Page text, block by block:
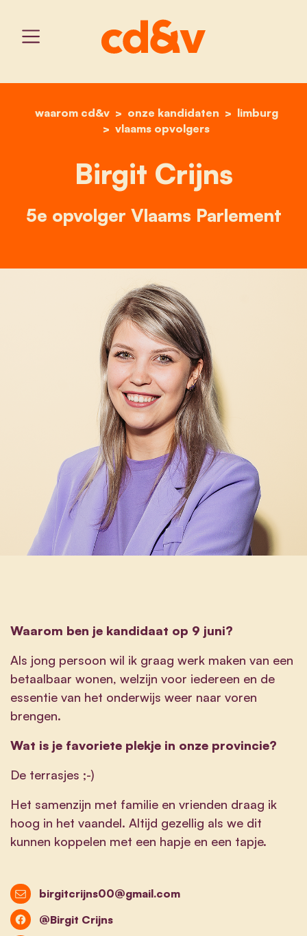
home
waarom cd&v onze kandidaten
limburg
vlaams opvolgers
birgit crijns
Birgit Crijns
5e opvolger Vlaams Parlement
Waarom ben je kandidaat op 9 juni?
Als jong persoon wil ik graag werk maken van een
betaalbaar wonen, welzijn voor iedereen en de
essentie van het onderwijs weer naar voren
brengen.
Wat is je favoriete plekje in onze provincie?
De terrasjes ;-)
Het samenzijn met familie en vrienden draag ik
hoog in het vaandel. Altijd gezellig als we dit
kunnen koppelen met een hapje en een tapje.
birgitcrijns00@gmail.com
@Birgit Crijns